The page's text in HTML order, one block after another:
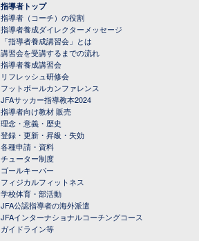
指導者トップ
指導者（コーチ）の役割
指導者養成ダイレクターメッセージ
「指導者養成講習会」とは
講習会を受講するまでの流れ
指導者養成講習会
リフレッシュ研修会
フットボールカンファレンス
JFAサッカー指導教本2024
指導者向け教材 販売
理念・意義・歴史
登録・更新・昇級・失効
各種申請・資料
チューター制度
ゴールキーパー
フィジカルフィットネス
学校体育・部活動
JFA公認指導者の海外派遣
JFAインターナショナルコーチングコース
ガイドライン等